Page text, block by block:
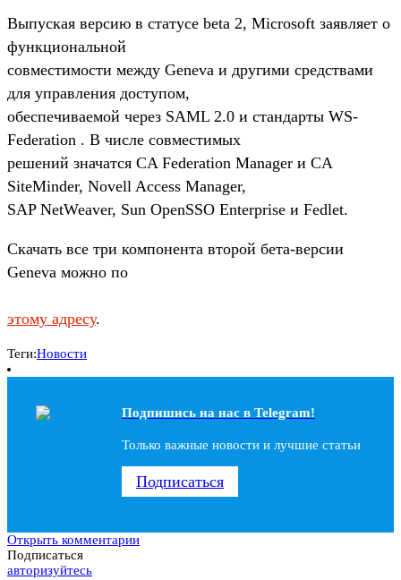
Выпуская версию в статусе beta 2, Microsoft заявляет о
функциональной
совместимости между Geneva и другими средствами
для управления доступом,
обеспечиваемой через SAML 2.0 и стандарты WS-
Federation . В числе совместимых
решений значатся CA Federation Manager и CA
SiteMinder, Novell Access Manager,
SAP NetWeaver, Sun OpenSSO Enterprise и Fedlet.
Скачать все три компонента второй бета-версии
Geneva можно по
этому адресу.
Теги:Новости
Подпишись на наc в Telegram!
Только важные новости и лучшие статьи
Подписаться
Открыть комментарии
Подписаться
авторизуйтесь